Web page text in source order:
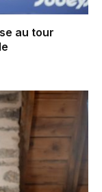
au tour